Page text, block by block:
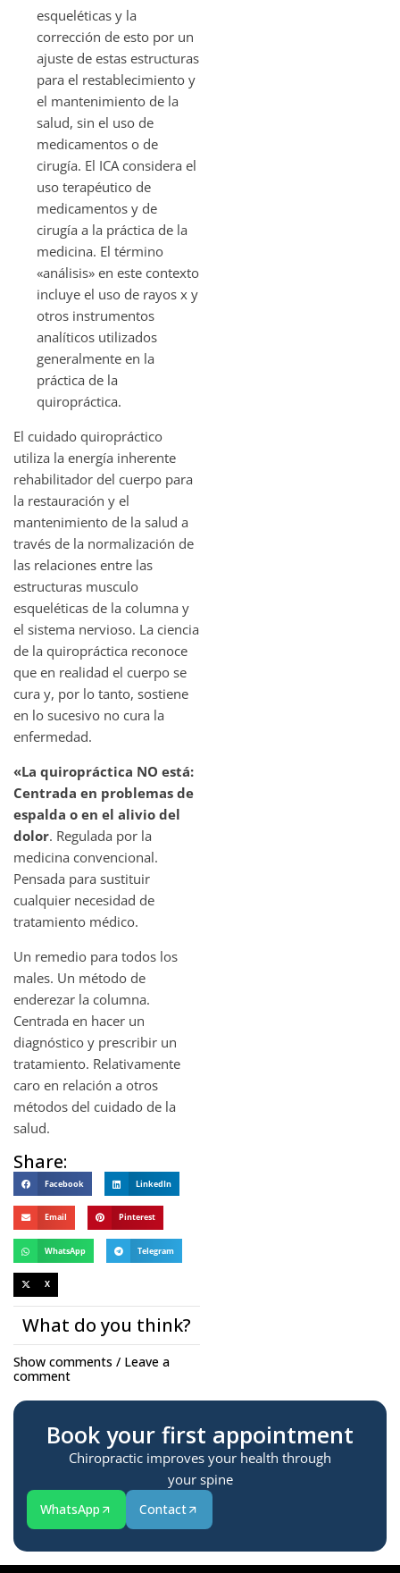
esqueléticas y la
corrección de esto por un
ajuste de estas estructuras
para el restablecimiento y
el mantenimiento de la
salud, sin el uso de
medicamentos o de
cirugía. El ICA considera el
uso terapéutico de
medicamentos y de
cirugía a la práctica de la
medicina. El término
«análisis» en este contexto
incluye el uso de rayos x y
otros instrumentos
analíticos utilizados
generalmente en la
práctica de la
quiropráctica.
El cuidado quiropráctico
utiliza la energía inherente
rehabilitador del cuerpo para
la restauración y el
mantenimiento de la salud a
través de la normalización de
las relaciones entre las
estructuras musculo
esqueléticas de la columna y
el sistema nervioso. La ciencia
de la quiropráctica reconoce
que en realidad el cuerpo se
cura y, por lo tanto, sostiene
en lo sucesivo no cura la
enfermedad.
«La quiropráctica NO está:
Centrada en problemas de
espalda o en el alivio del
dolor. Regulada por la
medicina convencional.
Pensada para sustituir
cualquier necesidad de
tratamiento médico.
Un remedio para todos los
males. Un método de
enderezar la columna.
Centrada en hacer un
diagnóstico y prescribir un
tratamiento. Relativamente
caro en relación a otros
métodos del cuidado de la
salud.
Share:
Facebook LinkedIn
Email Pinterest
WhatsApp Telegram
X
What do you think?
Show comments / Leave a
comment
Book your first appointment
Chiropractic improves your health through
your spine
WhatsApp Contact